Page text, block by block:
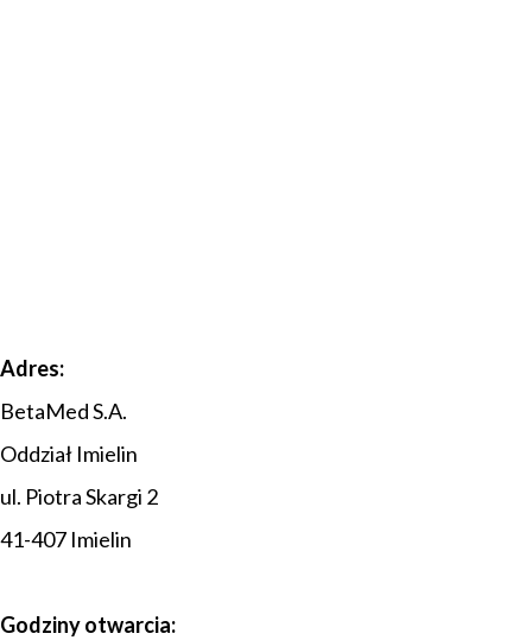
Adres:
BetaMed S.A.
Oddział Imielin
ul. Piotra Skargi 2
41-407 Imielin
Godziny otwarcia: